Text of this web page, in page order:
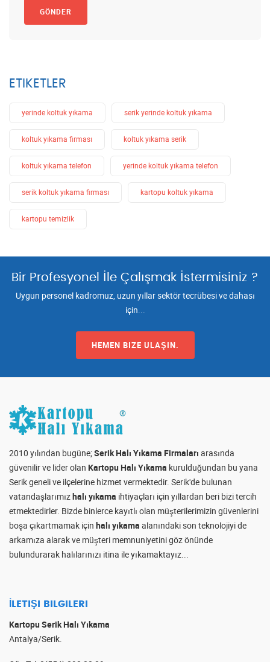
GÖNDER
ETIKETLER
yerinde koltuk yıkama serik yerinde koltuk yıkama
koltuk yıkama firması koltuk yıkama serik
koltuk yıkama telefon yerinde koltuk yıkama telefon
serik koltuk yıkama firması kartopu koltuk yıkama
kartopu temizlik
Bir Profesyonel İle Çalışmak İstermisiniz ?
Uygun personel kadromuz, uzun yıllar sektör tecrübesi ve dahası
için...
HEMEN BIZE ULAŞIN.
2010 yılından bugüne;Serik Halı Yıkama Firmaları arasında
güvenilir ve lider olan Kartopu Halı Yıkama kurulduğundan bu yana
Serik geneli ve ilçelerine hizmet vermektedir. Serik'de bulunan
vatandaşlarımızhalı yıkama ihtiyaçları için yıllardan beri bizi tercih
etmektedirler. Bizde binlerce kayıtlı olan müşterilerimizin güvenlerini
boşa çıkartmamak için halı yıkama alanındaki son teknolojiyi de
arkamıza alarak ve müşteri memnuniyetini göz önünde
bulundurarak halılarınızı itina ile yıkamaktayız...
İLETIŞI BILGILERI
Kartopu Serik Halı Yıkama
Antalya/Serik.